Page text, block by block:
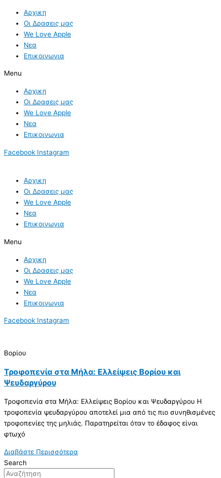
content
Αρχικη
Οι Δρασεις μας
We Love Apple
Νεα
Επικοινωνια
Menu
Αρχικη
Οι Δρασεις μας
We Love Apple
Νεα
Επικοινωνια
Facebook Instagram
Αρχικη
Οι Δρασεις μας
We Love Apple
Νεα
Επικοινωνια
Menu
Αρχικη
Οι Δρασεις μας
We Love Apple
Νεα
Επικοινωνια
Facebook Instagram
Βορίου
Τροφοπενία στα Μήλα: Ελλείψεις Βορίου και
Ψευδαργύρου
Τροφοπενία στα Μήλα: Ελλείψεις Βορίου και Ψευδαργύρου Η
τροφοπενία ψευδαργύρου αποτελεί μια από τις πιο συνηθισμένες
τροφοπενίες της μηλιάς. Παρατηρείται όταν το έδαφος είναι
φτωχό
Διαβάστε Περισσότερα
Search